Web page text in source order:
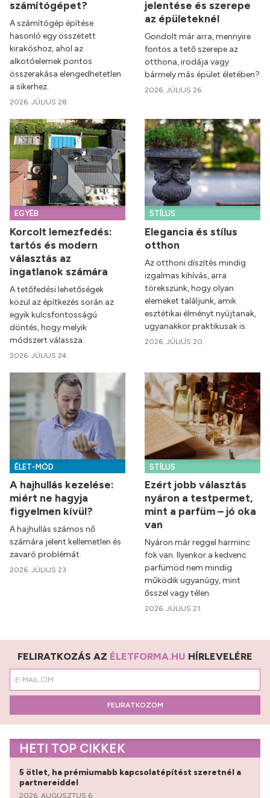
számítógépet?
A számítógép építése
hasonló egy összetett
kirakóshoz, ahol az
alkotóelemek pontos
összerakása elengedhetetlen
a sikerhez.
2026. JÚLIUS 28.
jelentése és szerepe
az épületeknél
Gondolt már arra, mennyire
fontos a tető szerepe az
otthona, irodája vagy
bármely más épület életében?
2026. JÚLIUS 26.
EGYÉB
Korcolt lemezfedés:
tartós és modern
választás az
ingatlanok számára
A tetőfedési lehetőségek
közül az építkezés során az
egyik kulcsfontosságú
döntés, hogy melyik
módszert válassza.
2026. JÚLIUS 24.
STÍLUS
Elegancia és stílus
otthon
Az otthoni díszítés mindig
izgalmas kihívás, arra
törekszünk, hogy olyan
elemeket találjunk, amik
esztétikai élményt nyújtanak,
ugyanakkor praktikusak is.
2026. JÚLIUS 20.
ÉLET-MÓD
A hajhullás kezelése:
miért ne hagyja
figyelmen kívül?
A hajhullás számos nő
számára jelent kellemetlen és
zavaró problémát.
2026. JÚLIUS 23.
STÍLUS
Ezért jobb választás
nyáron a testpermet,
mint a parfüm – jó oka
van
Nyáron már reggel harminc
fok van. Ilyenkor a kedvenc
parfümöd nem mindig
működik ugyanúgy, mint
ősszel vagy télen.
2026. JÚLIUS 21.
FELIRATKOZÁS AZ ÉLETFORMA.HU HÍRLEVELÉRE
FELIRATKOZOM
HETI TOP CIKKEK
5 ötlet, ha prémiumabb kapcsolatépítést szeretnél a
partnereiddel
2026. AUGUSZTUS 6.